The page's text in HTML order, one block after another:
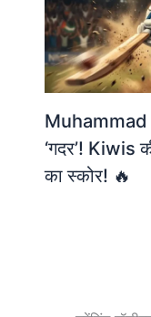
‘गदर’! Kiwis
का स्कोर! 🔥